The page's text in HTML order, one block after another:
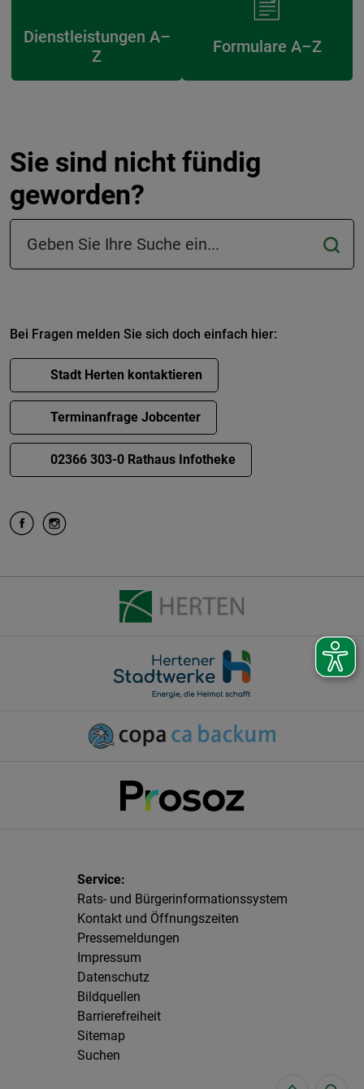
Dienstleistungen A–
Z
Formulare A–Z
Sie sind nicht fündig
geworden?
Suchfeld in der Fußzeile
Bei Fragen melden Sie sich doch einfach hier:
Stadt Herten kontaktieren
Terminanfrage Jobcenter
02366 303-0 Rathaus Infotheke
Rats- und Bürgerinformationssystem
Kontakt und Öffnungszeiten
Pressemeldungen
Impressum
Datenschutz
Bildquellen
Barrierefreiheit
Sitemap
Suchen